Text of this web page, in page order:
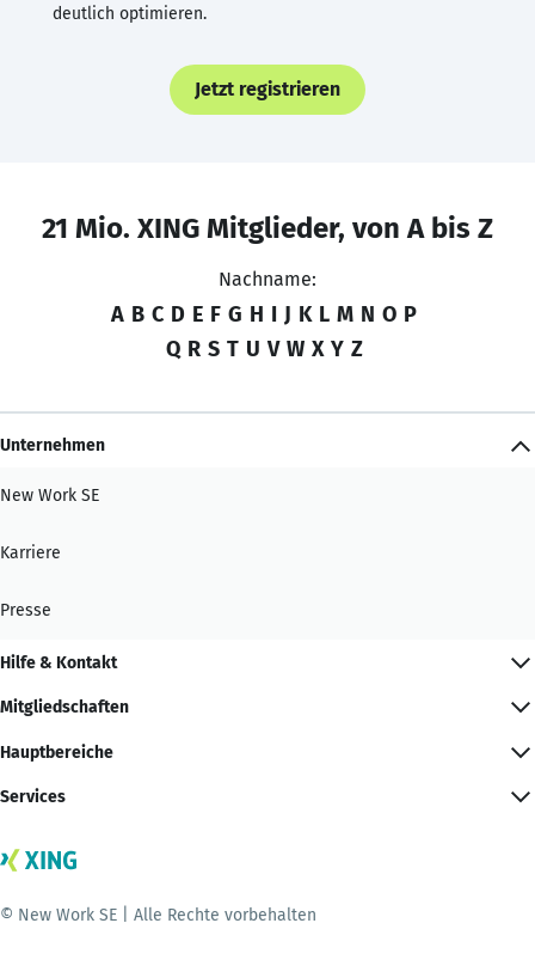
deutlich optimieren.
Jetzt registrieren
21 Mio. XING Mitglieder, von A bis Z
Nachname:
A B C D E F G H I J K L M N O P
Q R S T U V W X Y Z
Unternehmen
New Work SE
Karriere
Presse
Hilfe & Kontakt
Mitgliedschaften
Hauptbereiche
Services
© New Work SE | Alle Rechte vorbehalten